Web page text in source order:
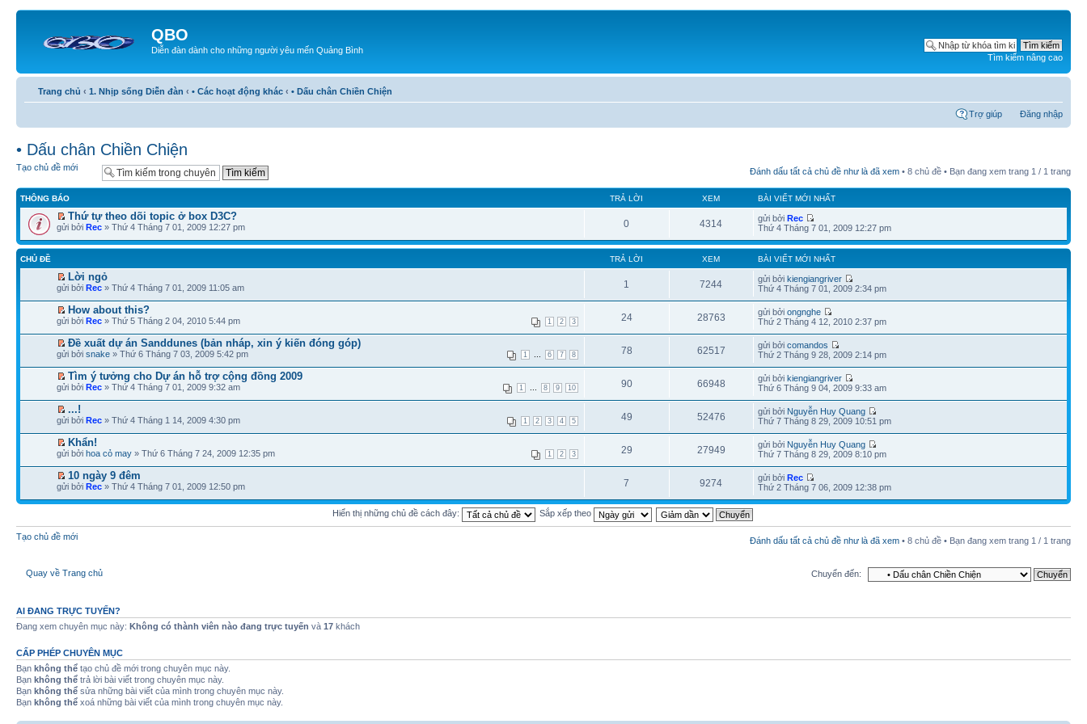
QBO
Diễn đàn dành cho những người yêu mến Quảng Bình
Tìm kiếm nâng cao
Trang chủ ‹ 1. Nhịp sống Diễn đàn ‹ • Các hoạt động khác ‹ • Dấu chân Chiền Chiện
Trợ giúp Đăng nhập
• Dấu chân Chiền Chiện
Tạo chủ đề mới Đánh dấu tất cả chủ đề như là đã xem • 8 chủ đề • Bạn đang xem trang 1 / 1 trang
THÔNG BÁO TRẢ LỜI XEM BÀI VIẾT MỚI NHẤT
Thứ tự theo dõi topic ở box D3C?
gửi bởi Rec » Thứ 4 Tháng 7 01, 2009 12:27 pm 0 4314 gửi bởiRec
Thứ 4 Tháng 7 01, 2009 12:27 pm
CHỦ ĐỀ TRẢ LỜI XEM BÀI VIẾT MỚI NHẤT
Lời ngỏ
gửi bởi Rec » Thứ 4 Tháng 7 01, 2009 11:05 am 1 7244 gửi bởikiengiangriver
Thứ 4 Tháng 7 01, 2009 2:34 pm
How about this?
1 2 3
gửi bởi Rec » Thứ 5 Tháng 2 04, 2010 5:44 pm 24 28763 gửi bởiongnghe
Thứ 2 Tháng 4 12, 2010 2:37 pm
Đề xuất dự án Sanddunes (bản nháp, xin ý kiến đóng góp)
1 6 7 8
gửi bởi snake » Thứ 6 Tháng 7 03, 2009 5:42 pm 78 62517 gửi bởicomandos
Thứ 2 Tháng 9 28, 2009 2:14 pm
Tìm ý tưởng cho Dự án hỗ trợ cộng đồng 2009
1 8 9 10
gửi bởi Rec » Thứ 4 Tháng 7 01, 2009 9:32 am 90 66948 gửi bởikiengiangriver
Thứ 6 Tháng 9 04, 2009 9:33 am
...!
1 2 3 4 5
gửi bởi Rec » Thứ 4 Tháng 1 14, 2009 4:30 pm 49 52476 gửi bởi Nguyễn Huy Quang
Thứ 7 Tháng 8 29, 2009 10:51 pm
Khẩn!
1 2 3
gửi bởi hoa cỏ may » Thứ 6 Tháng 7 24, 2009 12:35 pm 29 27949 gửi bởi Nguyễn Huy Quang
Thứ 7 Tháng 8 29, 2009 8:10 pm
10 ngày 9 đêm
gửi bởi Rec » Thứ 4 Tháng 7 01, 2009 12:50 pm 7 9274 gửi bởiRec
Thứ 2 Tháng 7 06, 2009 12:38 pm
Hiển thị những chủ đề cách đây: Sắp xếp theo
Tạo chủ đề mới Đánh dấu tất cả chủ đề như là đã xem • 8 chủ đề • Bạn đang xem trang 1 / 1 trang
Quay về Trang chủ Chuyển đến:
AI ĐANG TRỰC TUYẾN?
Đang xem chuyên mục này: Không có thành viên nào đang trực tuyến và 17 khách
CẤP PHÉP CHUYÊN MỤC
Bạn không thể tạo chủ đề mới trong chuyên mục này.
Bạn không thể trả lời bài viết trong chuyên mục này.
Bạn không thể sửa những bài viết của mình trong chuyên mục này.
Bạn không thể xoá những bài viết của mình trong chuyên mục này.